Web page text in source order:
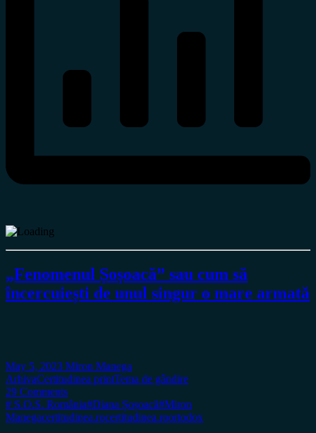
„Fenomenul Șoșoacă” sau cum să
încercuiești de unul singur o mare armată
May 5, 2023 Miron Manega
ArhivaCertitudinea printTema de gândire
29 Comments
# S.O.S. România#Diana Șoșoacă#Miron
Manegacertitudinea.rocertitudinea.roortodox